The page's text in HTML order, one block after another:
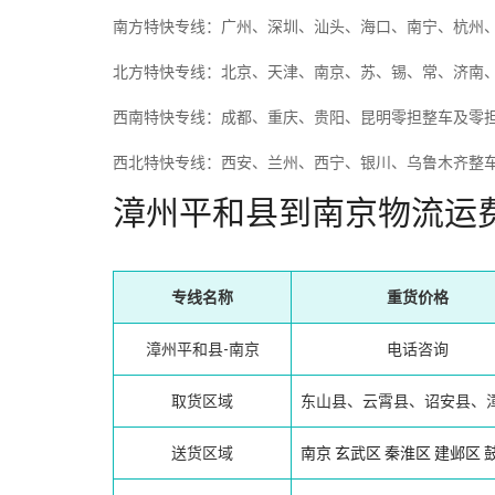
南方特快专线：广州、深圳、汕头、海口、南宁、杭
北方特快专线：北京、天津、南京、苏、锡、常、济
西南特快专线：成都、重庆、贵阳、昆明零担整车及零
西北特快专线：西安、兰州、西宁、银川、乌鲁木齐整
漳州平和县到南京物流运
专线名称 重货价格
漳州平和县-南京 电话咨询
取货区域 东山县、云霄县、诏安县、
送货区域 南京玄武区 秦淮区 建邺区